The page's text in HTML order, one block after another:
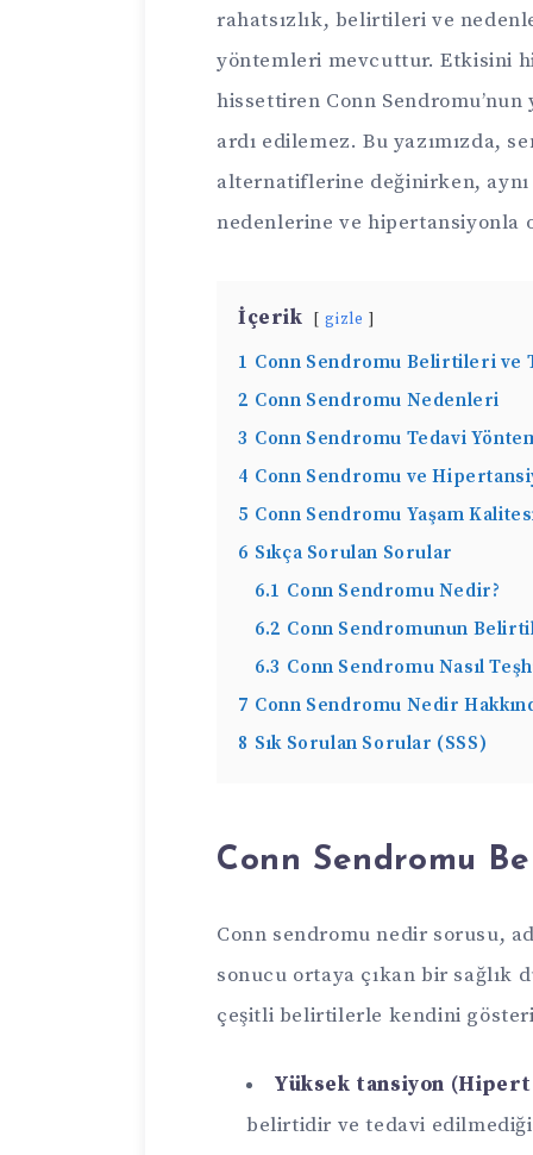
rahatsızlık, belirtileri ve
yöntemleri mevcuttur. Etkisini
hissettiren Conn
ardı edilemez. Bu yazımızda,
alternatiflerine değinirken,
nedenlerine ve hipertansiyonla
İçerik gizle
1 Conn Sendromu Belirtileri ve
2 Conn Sendromu Nedenleri
3 Conn Sendromu Tedavi
4 Conn Sendromu ve
5 Conn Sendromu Yaşam
6 Sıkça Sorulan Sorular
6.1 Conn Sendromu Nedir?
6.2 Conn Sendromunun
6.3 Conn Sendromu Nasıl
7 Conn Sendromu Nedir
8 Sık Sorulan Sorular (SSS)
Conn Sendromu
Conn sendromu nedir sorusu,
sonucu ortaya çıkan bir sağlık
çeşitli belirtilerle kendini
Yüksek tansiyon
belirtidir ve tedavi